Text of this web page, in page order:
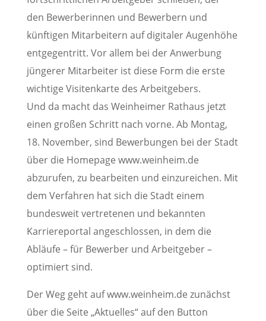
den Bewerberinnen und Bewerbern und
künftigen Mitarbeitern auf digitaler Augenhöhe
entgegentritt. Vor allem bei der Anwerbung
jüngerer Mitarbeiter ist diese Form die erste
wichtige Visitenkarte des Arbeitgebers.
Und da macht das Weinheimer Rathaus jetzt
einen großen Schritt nach vorne. Ab Montag,
18. November, sind Bewerbungen bei der Stadt
über die Homepage www.weinheim.de
abzurufen, zu bearbeiten und einzureichen. Mit
dem Verfahren hat sich die Stadt einem
bundesweit vertretenen und bekannten
Karriereportal angeschlossen, in dem die
Abläufe – für Bewerber und Arbeitgeber –
optimiert sind.
Der Weg geht auf www.weinheim.de zunächst
über die Seite „Aktuelles“ auf den Button